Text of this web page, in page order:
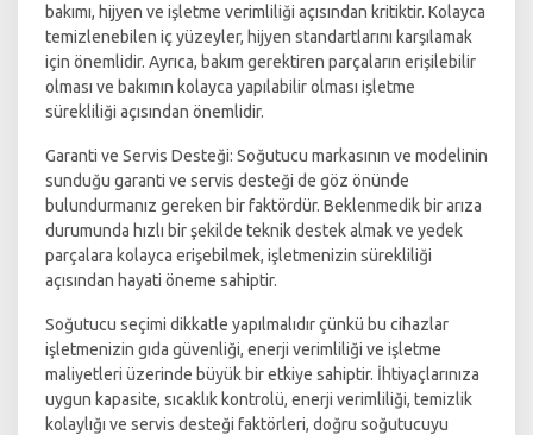
bakımı, hijyen ve işletme verimliliği açısından kritiktir. Kolayca
temizlenebilen iç yüzeyler, hijyen standartlarını karşılamak
için önemlidir. Ayrıca, bakım gerektiren parçaların erişilebilir
olması ve bakımın kolayca yapılabilir olması işletme
sürekliliği açısından önemlidir.
Garanti ve Servis Desteği: Soğutucu markasının ve modelinin
sunduğu garanti ve servis desteği de göz önünde
bulundurmanız gereken bir faktördür. Beklenmedik bir arıza
durumunda hızlı bir şekilde teknik destek almak ve yedek
parçalara kolayca erişebilmek, işletmenizin sürekliliği
açısından hayati öneme sahiptir.
Soğutucu seçimi dikkatle yapılmalıdır çünkü bu cihazlar
işletmenizin gıda güvenliği, enerji verimliliği ve işletme
maliyetleri üzerinde büyük bir etkiye sahiptir. İhtiyaçlarınıza
uygun kapasite, sıcaklık kontrolü, enerji verimliliği, temizlik
kolaylığı ve servis desteği faktörleri, doğru soğutucuyu